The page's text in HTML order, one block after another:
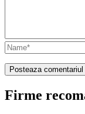
Firme